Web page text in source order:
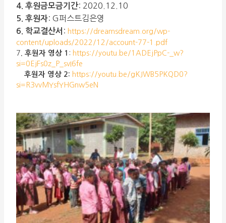
4. 후원금모금기간: 2020.12.10
5. 후원자:G퍼스트김은영
6. 학교결산서 : https://dreamsdream.org/wp-
content/uploads/2022/12/account-77-1.pdf
7
. 후원자 영상 1 : https://youtu.be/1ADEjPpC-_w?
si=0EjFs0z_P_svI6fe
후원자 영상 2: https://youtu.be/gKJWB5PKQD0?
si=R3vvMYsfYHGnw5eN